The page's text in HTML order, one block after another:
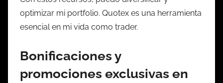
optimizar mi portfolio. Quotex es una herramienta
esencial en mi vida como trader.
Bonificaciones y
promociones exclusivas en